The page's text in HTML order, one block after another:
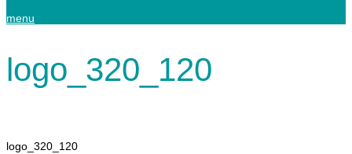
menu
logo_320_120
logo_320_120